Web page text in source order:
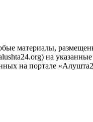
материалы,
на
на портале